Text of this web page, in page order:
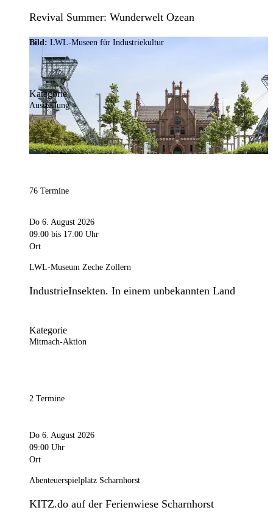
Revival Summer: Wunderwelt Ozean
Bild: LWL-Museen für Industriekultur
Kategorie
Ausstellung
76 Termine
Do 6. August 2026
09:00 bis 17:00 Uhr
Ort
LWL-Museum Zeche Zollern
IndustrieInsekten. In einem unbekannten Land
Kategorie
Mitmach-Aktion
2 Termine
Do 6. August 2026
09:00 Uhr
Ort
Abenteuerspielplatz Scharnhorst
KITZ.do auf der Ferienwiese Scharnhorst